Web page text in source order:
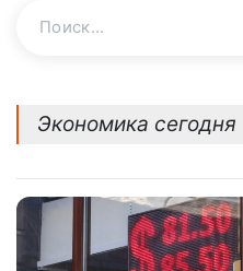
Экономика сегодня